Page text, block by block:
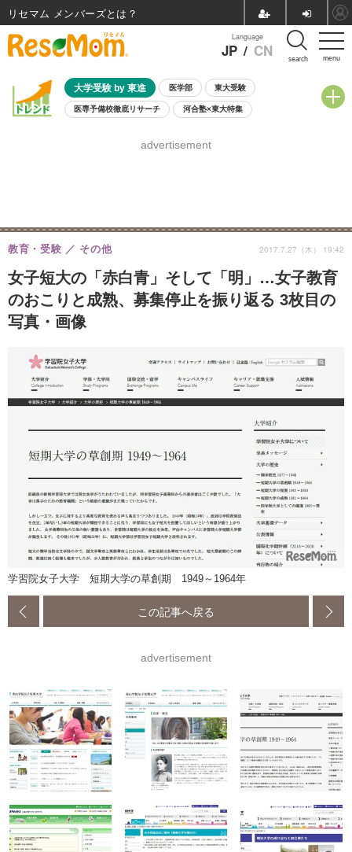
menu
Language
JP / CN search
大学受験 by 東進 医学部 東大受験
医専予備校徹底リサーチ 河合塾×東大特集
8月開催学校説明会・相談会
advertisement
女子短大の「赤白青」そして「明」…女子教育
のおこりと成熟、募集停止を振り返る 3枚目の
写真・画像
教育・受験 その他 2017.7.27（木） 19:42
学習院女子大学 短期大学の草創期 1949～1964年
この記事へ戻る
advertisement
リセマム メンバーズ